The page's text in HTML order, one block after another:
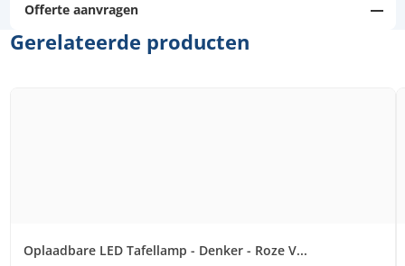
Offerte aanvragen
Gerelateerde producten
Oplaadbare LED Tafellamp - Denker - Roze V...